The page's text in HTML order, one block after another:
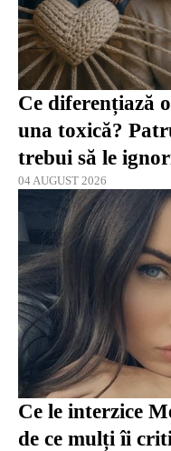
Ce diferențiază
una toxică?
trebui să le
04 AUGUST 2026
Ce le interzice
de ce mulți îi